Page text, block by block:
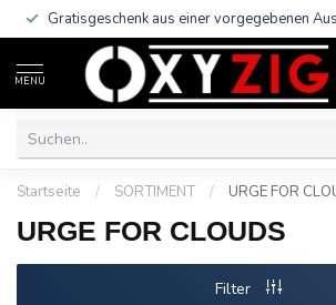
Gratisgeschenk aus einer vorgegebenen
MENU
Startseite / SORTIMENT / URGE FOR
URGE FOR CLOUDS
Filter